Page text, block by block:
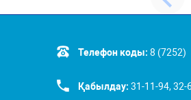
Телефон коды: 8 (7252)
Қабылдау: 31-11-94, 32-